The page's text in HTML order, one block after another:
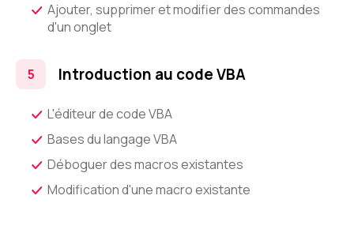
Ajouter, supprimer et modifier des commandes
d'un onglet
Introduction au code VBA
L'éditeur de code VBA
Bases du langage VBA
Déboguer des macros existantes
Modification d'une macro existante